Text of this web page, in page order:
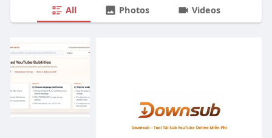
All Photos Videos